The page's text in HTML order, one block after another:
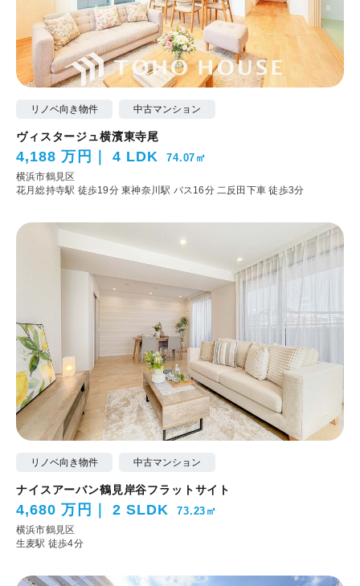
リノベ向き物件 中古マンション
ヴィスタージュ横濱東寺尾
4,188 万円 4 LDK 74.07㎡
横浜市鶴見区
花月総持寺駅 徒歩19分東神奈川駅 バス16分 二反田下車 徒歩3分
リノベ向き物件 中古マンション
ナイスアーバン鶴見岸谷フラットサイト
4,680 万円 2 SLDK 73.23㎡
横浜市鶴見区
生麦駅 徒歩4分